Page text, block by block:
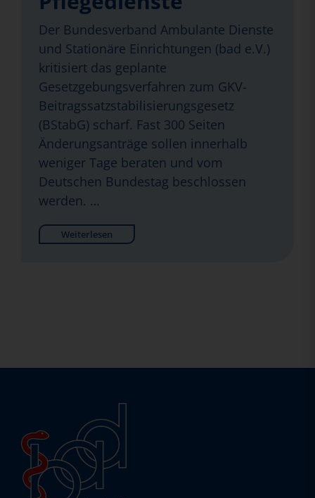
Der Bundesverband Ambulante Dienste
und Stationäre Einrichtungen (bad e.V.)
kritisiert das geplante
Gesetzgebungsverfahren zum GKV-
Beitragssatzstabilisierungsgesetz
(BStabG) scharf. Fast 300 Seiten
Änderungsanträge sollen innerhalb
weniger Tage beraten und vom
Deutschen Bundestag beschlossen
werden. …
Weiterlesen